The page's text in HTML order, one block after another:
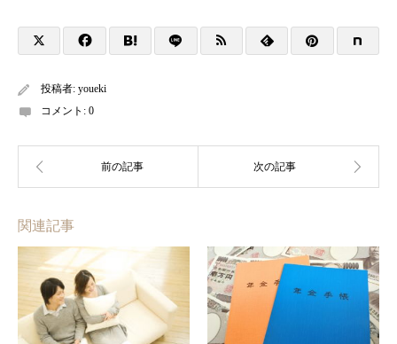
投稿者: youeki
コメント: 0
関連記事